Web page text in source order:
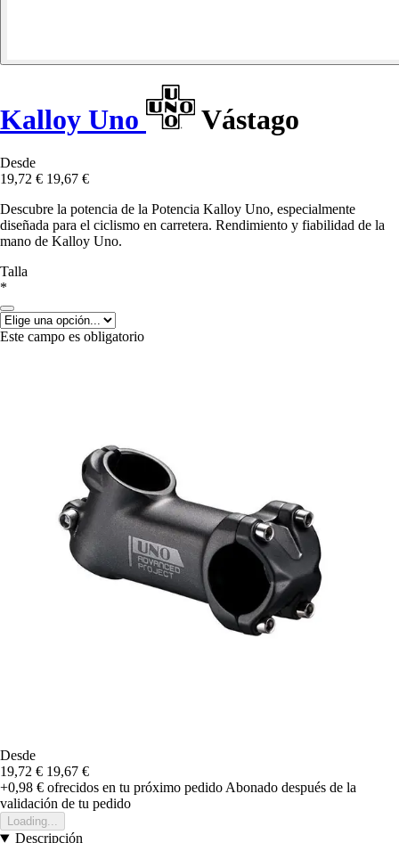
Kalloy Uno Vástago
Desde
19,72 € 19,67 €
Descubre la potencia de la Potencia Kalloy Uno, especialmente
diseñada para el ciclismo en carretera. Rendimiento y fiabilidad de la
mano de Kalloy Uno.
Talla
*
Este campo es obligatorio
Desde
19,72 € 19,67 €
+0,98 € ofrecidos en tu próximo pedido Abonado después de la
validación de tu pedido
Loading...
Descripción